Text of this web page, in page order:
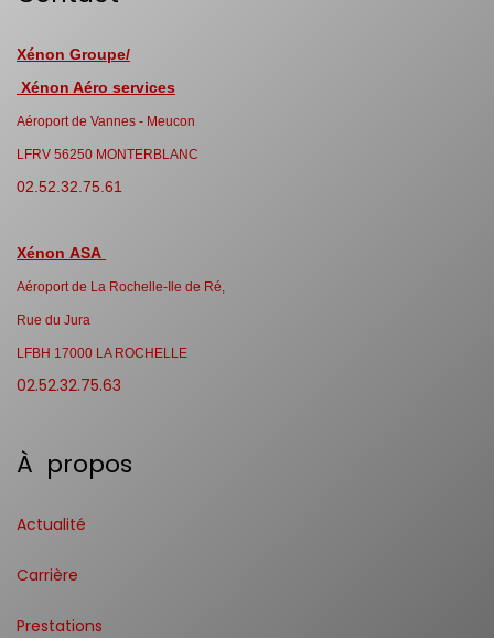
Xénon Groupe/
Xénon Aéro services
Aéroport de Vannes - Meucon
LFRV 56250 MONTERBLANC
02.52.32.75.61
Xénon ASA
Aéroport de La Rochelle-Ile de Ré,
Rue du Jura
LFBH 17000 LA ROCHELLE
02.52.32.75.63
À propos
Actualité
Carrière
Prestations